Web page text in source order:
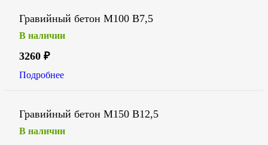
Гравийный бетон М100 В7,5
В наличии
3260 ₽
Подробнее
Гравийный бетон М150 В12,5
В наличии